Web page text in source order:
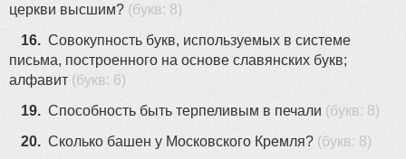
19
церкви высшим? (букв: 8)
16. Совокупность букв, используемых в системе
письма, построенного на основе славянских букв;
алфавит (букв: 6)
19. Способность быть терпеливым в печали (букв: 8)
20. Сколько башен у Московского Кремля? (букв: 8)